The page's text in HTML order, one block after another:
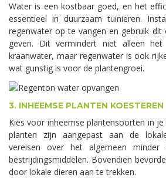
Water is een kostbaar goed, en het
essentieel in duurzaam tuinieren.
regenwater op te vangen en gebruik
geven. Dit vermindert niet alleen
kraanwater, maar regenwater is ook
wat gunstig is voor de plantengroei.
3. INHEEMSE PLANTEN KOESTEREN
Kies voor inheemse plantensoorten in
planten zijn aangepast aan de
vereisen over het algemeen minder
bestrijdingsmiddelen. Bovendien
door lokale dieren aan te trekken.